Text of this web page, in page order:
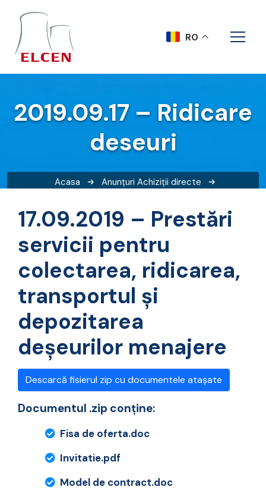
2019.09.17 – Ridicare
deseuri
Acasa Anunțuri Achiziții directe
17.09.2019 – Prestări
servicii pentru
colectarea, ridicarea,
transportul şi
depozitarea
deșeurilor menajere
Descarcă fisierul zip cu documentele atașate
Documentul .zip conține:
Fisa de oferta.doc
Invitatie.pdf
Model de contract.doc
RO